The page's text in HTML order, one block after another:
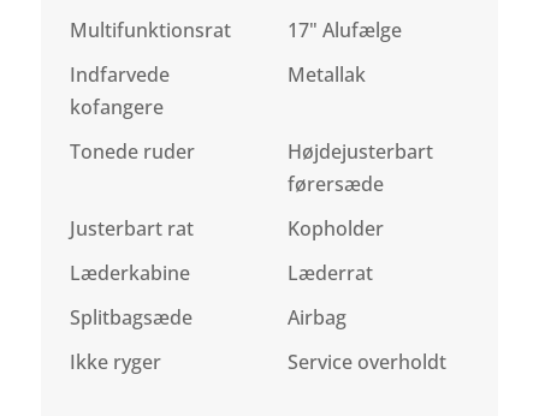
Multifunktionsrat
17" Alufælge
Indfarvede
kofangere
Metallak
Tonede ruder
Højdejusterbart
førersæde
Justerbart rat
Kopholder
Læderkabine
Læderrat
Splitbagsæde
Airbag
Ikke ryger
Service overholdt